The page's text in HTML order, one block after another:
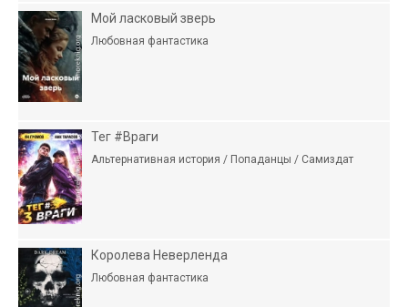
Мой ласковый зверь
Любовная фантастика
Тег #Враги
Альтернативная история / Попаданцы / Самиздат
Королева Неверленда
Любовная фантастика